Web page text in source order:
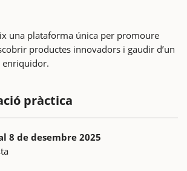
una plataforma única per promoure
productes innovadors i gaudir d’un
pràctica
8 de desembre 2025